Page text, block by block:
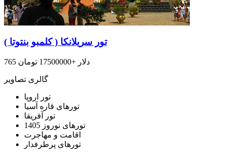
تور سریلانکا ( کلمبو بنتوتا )
765 دلار +17500000 تومان
گالری تصاویر
تور اروپا
تورهای قاره آسیا
تور آفریقا
تورهای نوروز 1405
اقامت و مهاجرت
تورهای پرطرفدار